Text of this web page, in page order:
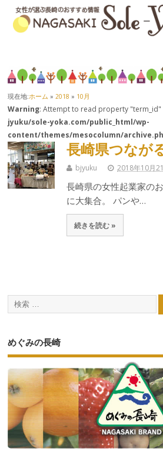
現在地:ホーム » 2018 » 10月
Warning: Attempt to read property
jyuku/sole-yoka.com/public_html/wp-
content/themes/mesocolumn/
長崎県つなが
bjyuku 2018年10月
長崎県の女性起業家の
に大集合。 パンや…
続きを読む »
めぐみの長崎